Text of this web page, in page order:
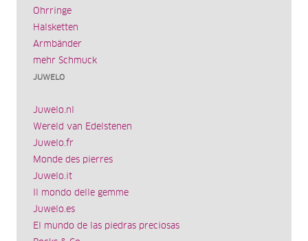
Ohrringe
Halsketten
Armbänder
mehr Schmuck
JUWELO
Juwelo.nl
Wereld van Edelstenen
Juwelo.fr
Monde des pierres
Juwelo.it
Il mondo delle gemme
Juwelo.es
El mundo de las piedras preciosas